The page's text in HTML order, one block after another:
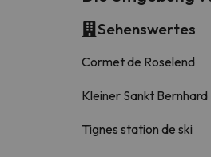
Sehenswertes
Cormet de Roselend
Kleiner Sankt Bernhard
Tignes station de ski